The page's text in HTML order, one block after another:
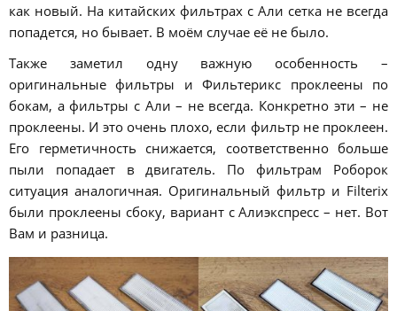
как новый. На китайских фильтрах с Али сетка не всегда
попадется, но бывает. В моём случае её не было.
Также заметил одну важную особенность –
оригинальные фильтры и Фильтерикс проклеены по
бокам, а фильтры с Али – не всегда. Конкретно эти – не
проклеены. И это очень плохо, если фильтр не проклеен.
Его герметичность снижается, соответственно больше
пыли попадает в двигатель. По фильтрам Роборок
ситуация аналогичная. Оригинальный фильтр и Filterix
были проклеены сбоку, вариант с Алиэкспресс – нет. Вот
Вам и разница.